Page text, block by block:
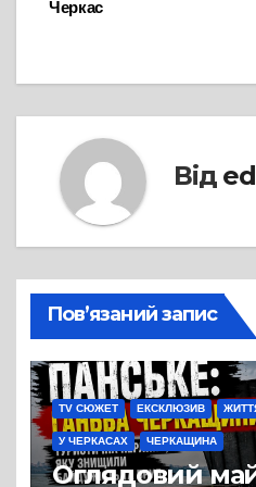
Черкас
Від
Пов’язаний запис
TV СЮЖЕТ ЕКСКЛЮЗИВ
У ЧЕРКАСАХ ЧЕРКАЩИНА
Оглядовий